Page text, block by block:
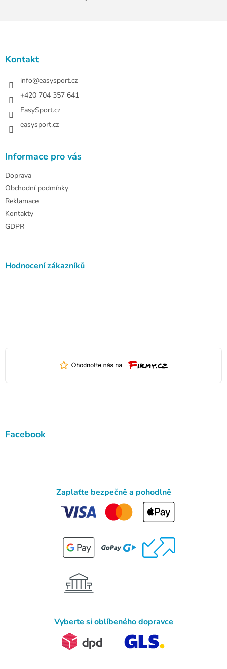
Kontakt
info@easysport.cz
+420 704 357 641
EasySport.cz
easysport.cz
Informace pro vás
Doprava
Obchodní podmínky
Reklamace
Kontakty
GDPR
Hodnocení zákazníků
Facebook
Zaplaťte bezpečně a pohodlně
Vyberte si oblíbeného dopravce